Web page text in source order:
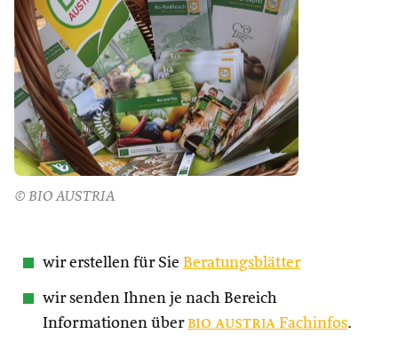
© BIO AUSTRIA
wir erstellen für Sie Beratungsblätter
wir senden Ihnen je nach Bereich
Informationen über bio austria Fachinfos.